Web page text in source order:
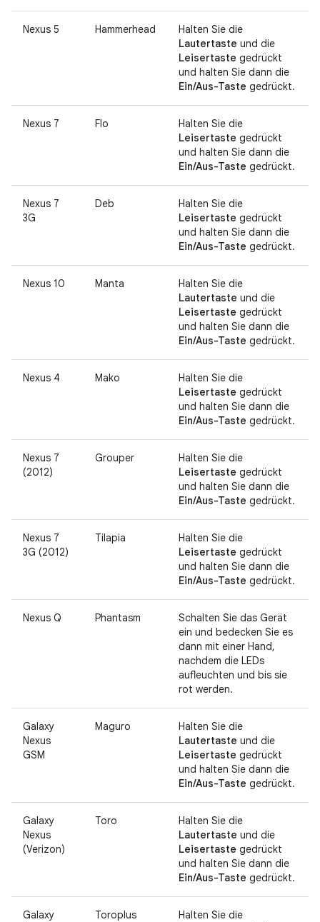
Nexus 5 Hammerhead
Halten Sie die
Lautertaste und die
Leisertaste gedrückt
und halten Sie dann die
Ein/Aus-Taste gedrückt.
Nexus 7 Flo
Halten Sie die
Leisertaste gedrückt
und halten Sie dann die
Ein/Aus-Taste gedrückt.
Nexus 7
3G
Deb
Halten Sie die
Leisertaste gedrückt
und halten Sie dann die
Ein/Aus-Taste gedrückt.
Nexus 10 Manta
Halten Sie die
Lautertaste und die
Leisertaste gedrückt
und halten Sie dann die
Ein/Aus-Taste gedrückt.
Nexus 4 Mako
Halten Sie die
Leisertaste gedrückt
und halten Sie dann die
Ein/Aus-Taste gedrückt.
Nexus 7
(2012)
Grouper
Halten Sie die
Leisertaste gedrückt
und halten Sie dann die
Ein/Aus-Taste gedrückt.
Nexus 7
3G (2012)
Tilapia
Halten Sie die
Leisertaste gedrückt
und halten Sie dann die
Ein/Aus-Taste gedrückt.
Nexus Q Phantasm
Schalten Sie das Gerät
ein und bedecken Sie es
dann mit einer Hand,
nachdem die LEDs
aufleuchten und bis sie
rot werden.
Galaxy
Nexus
GSM
Maguro
Halten Sie die
Lautertaste und die
Leisertaste gedrückt
und halten Sie dann die
Ein/Aus-Taste gedrückt.
Galaxy
Nexus
(Verizon)
Toro
Halten Sie die
Lautertaste und die
Leisertaste gedrückt
und halten Sie dann die
Ein/Aus-Taste gedrückt.
Galaxy
Toroplus
Halten Sie die